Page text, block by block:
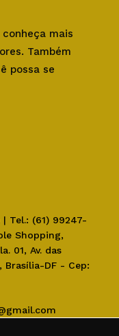
mais
Também
possa se
Tel.: (61) 99247-
Shopping,
01, Av. das
Brasília-DF - Cep: